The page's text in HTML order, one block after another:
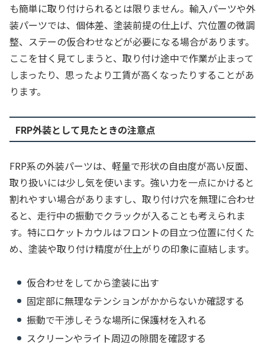
も簡単に取り付けられるとは限りません。輸入パーツや外
装パーツでは、個体差、塗装前提の仕上げ、穴位置の微調
整、ステーの仮合わせなどが必要になる場合があります。
ここを甘く見てしまうと、取り付け途中で作業が止まって
しまったり、思ったより工賃が高くなったりすることがあ
ります。
FRP外装として見たときの注意点
FRP系の外装パーツは、軽量で形状の自由度が高い反面、
取り扱いには少し気を使います。強い力を一点にかけると
割れやすい場合がありますし、取り付け穴を無理に合わせ
ると、走行中の振動でクラックが入ることも考えられま
す。特にロケットカウルはフロントの目立つ位置に付くた
め、塗装や取り付け精度が仕上がりの印象に直結します。
仮合わせをしてから塗装に出す
固定部に無理なテンションがかからないか確認する
振動で干渉しそうな場所に保護材を入れる
スクリーンやライト周辺の隙間を確認する